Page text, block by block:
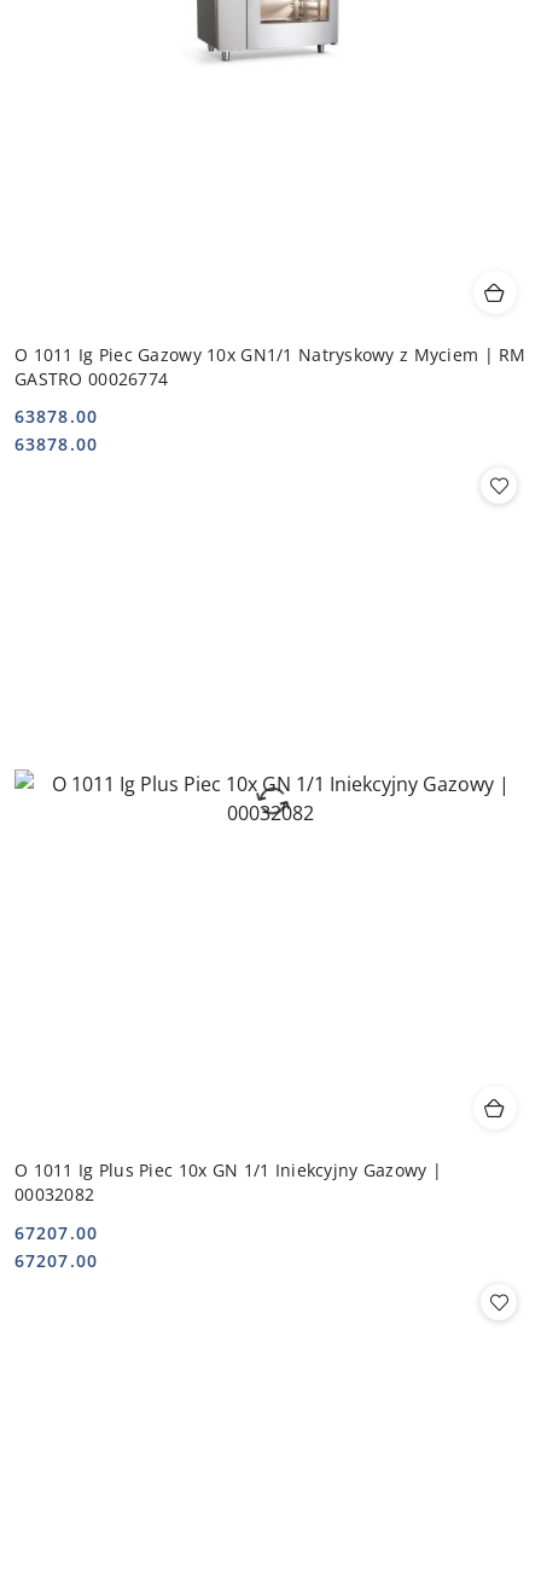
O 1011 Ig Piec Gazowy 10x GN1/1 Natryskowy z Myciem | RM
GASTRO 00026774
Cena:
63878.00
Cena:
63878.00
O 1011 Ig Plus Piec 10x GN 1/1 Iniekcyjny Gazowy |
00032082
Cena:
67207.00
Cena:
67207.00